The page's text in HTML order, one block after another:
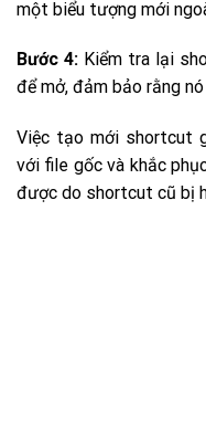
một biểu tượng mới
Bước 4: Kiểm tra lại
để mở, đảm bảo rằng
Việc tạo mới shortcut
với file gốc và khắc
được do shortcut cũ bị